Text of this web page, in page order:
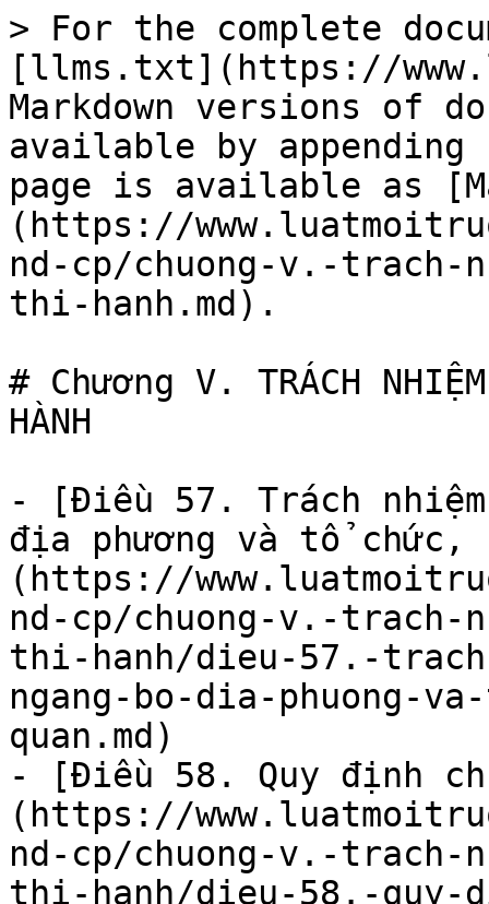
> For the complete
[llms.txt](https://
Markdown versions of
available by
page is available as
(https://
nd-cp/chuong-v.-trach-
thi-hanh.md).
# Chương V. TRÁCH
HÀNH
- [Điều 57. Trách
địa phương và tổ
(https://
nd-cp/chuong-v.-trach-
thi-hanh/dieu-57.-
ngang-bo-dia-phuong-
quan.md)
- [Điều 58. Quy định
(https://
nd-cp/chuong-v.-trach-
thi-hanh/dieu-58.-quy-